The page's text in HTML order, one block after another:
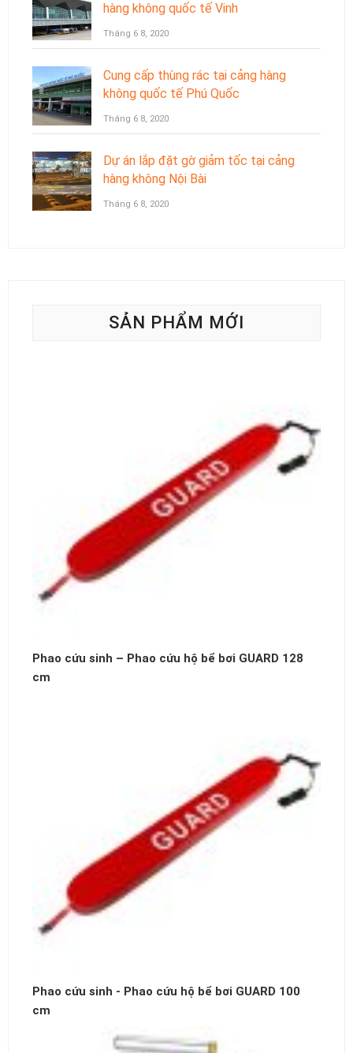
hàng không quốc tế Vinh
Tháng 6 8, 2020
Cung cấp thùng rác tại cảng hàng
không quốc tế Phú Quốc
Tháng 6 8, 2020
Dự án lắp đặt gờ giảm tốc tại cảng
hàng không Nội Bài
Tháng 6 8, 2020
SẢN PHẨM MỚI
Phao cứu sinh – Phao cứu hộ bể bơi GUARD 128
cm
Phao cứu sinh - Phao cứu hộ bể bơi GUARD 100
cm